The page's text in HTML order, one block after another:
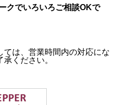
クでいろいろご相談OKで
ては、営業時間内の対応にな
ください。